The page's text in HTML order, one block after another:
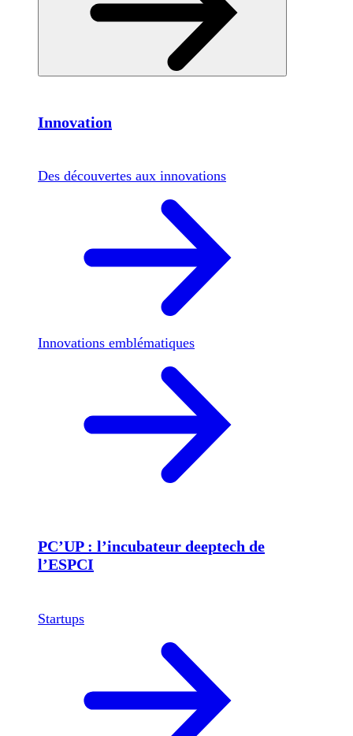
Innovation
Des découvertes aux innovations
Innovations emblématiques
PC’UP : l’incubateur deeptech de
l’ESPCI
Startups